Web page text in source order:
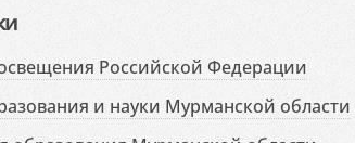
Российской Федерации
и науки Мурманской области